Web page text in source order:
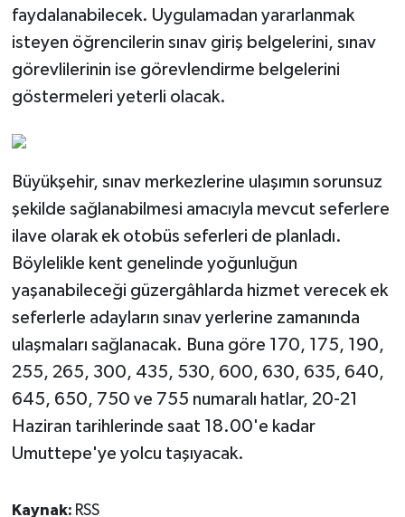
faydalanabilecek. Uygulamadan yararlanmak
isteyen öğrencilerin sınav giriş belgelerini, sınav
görevlilerinin ise görevlendirme belgelerini
göstermeleri yeterli olacak.
Büyükşehir, sınav merkezlerine ulaşımın sorunsuz
şekilde sağlanabilmesi amacıyla mevcut seferlere
ilave olarak ek otobüs seferleri de planladı.
Böylelikle kent genelinde yoğunluğun
yaşanabileceği güzergâhlarda hizmet verecek ek
seferlerle adayların sınav yerlerine zamanında
ulaşmaları sağlanacak. Buna göre 170, 175, 190,
255, 265, 300, 435, 530, 600, 630, 635, 640,
645, 650, 750 ve 755 numaralı hatlar, 20-21
Haziran tarihlerinde saat 18.00'e kadar
Umuttepe'ye yolcu taşıyacak.
Kaynak: RSS